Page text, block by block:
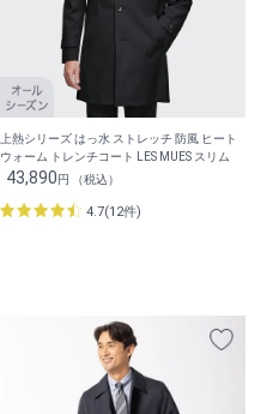
上熱シリーズ はっ水 ストレッチ 防風 ヒート
ウォーム トレンチコート LES MUES スリム
43,890円 （税込）
4.7(12件)